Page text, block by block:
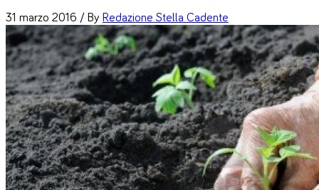
31 marzo 2016 / By Redazione Stella Cadente